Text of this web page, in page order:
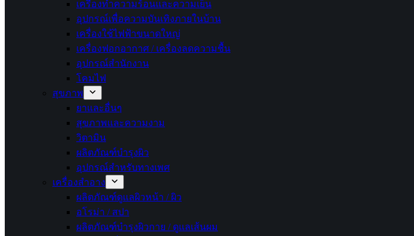
เครื่องทำความร้อนและความเย็น
อุปกรณ์เพื่อความบันเทิงภายในบ้าน
เครื่องใช้ไฟฟ้าขนาดใหญ่
เครื่องฟอกอากาศ / เครื่องลดความชื้น
อุปกรณ์สำนักงาน
โคมไฟ
สุขภาพ
ยาและอื่นๆ
สุขภาพและความงาม
วิตามิน
ผลิตภัณฑ์บำรุงผิว
อุปกรณ์สำหรับทางเพศ
เครื่องสำอาง
ผลิตภัณฑ์ดูแลผิวหน้า / ผิว
อโรม่า / สปา
ผลิตภัณฑ์บำรุงผิวกาย / ดูแลเส้นผม